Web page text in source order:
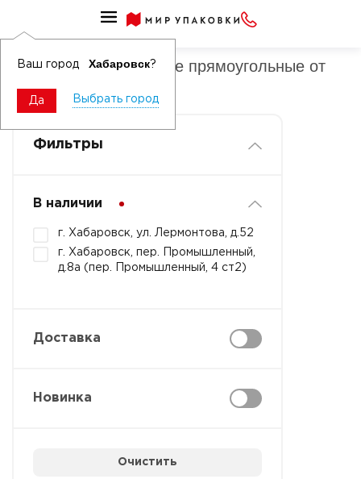
Ваш город Хабаровск?
Да Выбрать город
Контейнеры бумажные прямоугольные от
Фильтры
В наличии
г. Хабаровск, ул. Лермонтова, д.52
г. Хабаровск, пер. Промышленный,
д.8а (пер. Промышленный, 4 ст2)
Доставка
Новинка
Очистить